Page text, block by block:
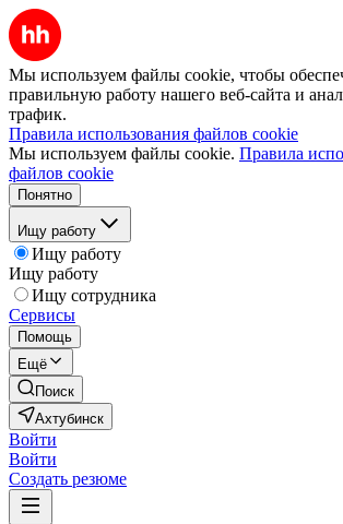
Мы используем файлы cookie, чтобы
правильную работу нашего веб-сайта и
трафик.
Правила использования файлов cookie
Мы используем файлы cookie. Правила
файлов cookie
Понятно
Ищу работу
Ищу работу
Ищу работу
Ищу сотрудника
Сервисы
Помощь
Ещё
Поиск
Ахтубинск
Войти
Войти
Создать резюме